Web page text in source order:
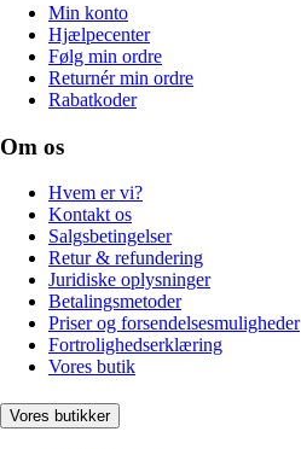
Min konto
Hjælpecenter
Følg min ordre
Returnér min ordre
Rabatkoder
Om os
Hvem er vi?
Kontakt os
Salgsbetingelser
Retur & refundering
Juridiske oplysninger
Betalingsmetoder
Priser og forsendelsesmuligheder
Fortrolighedserklæring
Vores butik
Vores butikker